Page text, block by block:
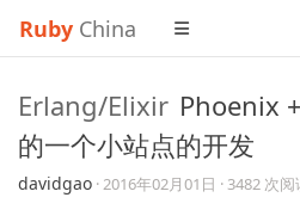
Ruby China
Erlang/Elixir Phoenix
的一个小站点的开发
davidgao ·2016年02月01日 · 3482 次阅